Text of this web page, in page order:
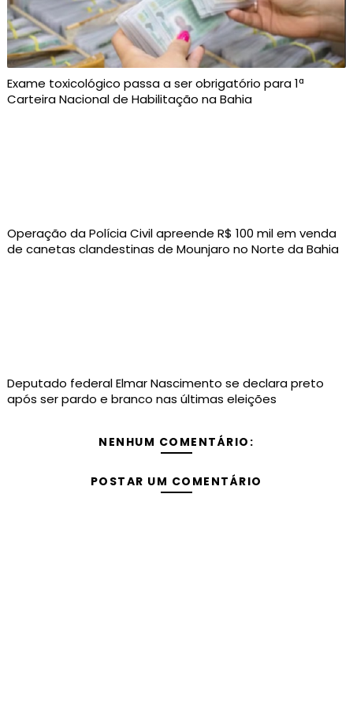
Exame toxicológico passa a ser obrigatório para 1ª
Carteira Nacional de Habilitação na Bahia
Operação da Polícia Civil apreende R$ 100 mil em venda
de canetas clandestinas de Mounjaro no Norte da Bahia
Deputado federal Elmar Nascimento se declara preto
após ser pardo e branco nas últimas eleições
NENHUM COMENTÁRIO:
POSTAR UM COMENTÁRIO